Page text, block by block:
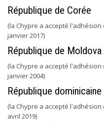
République de Corée
(la Chypre a accepté
janvier 2017)
République de Moldova
(la Chypre a accepté
janvier 2004)
République dominicaine
(la Chypre a accepté
avril 2019)